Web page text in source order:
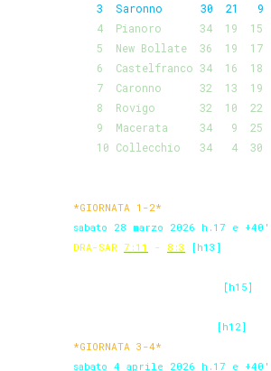
3 Saronno 30 21 9
4 Pianoro 34 19 15
5 New Bollate 36 19 17
6 Castelfranco 34 16 18
7 Caronno 32 13 19
8 Rovigo 32 10 22
9 Macerata 34 9 25
10 Collecchio 34 4 30
*GIORNATA 1-2*
sabato 28 marzo 2026 h.17 e +40'
DRA-SAR 7:11 - 8:3
[h13]
[h15]
[h12]
*GIORNATA 3-4*
sabato 4 aprile 2026 h.17 e +40'